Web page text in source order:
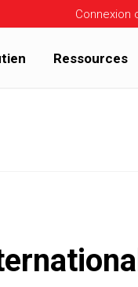
Connexion
Ressources